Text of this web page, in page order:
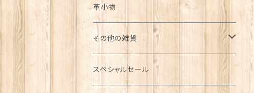
革小物
その他の雑貨
ミニカー
スペシャルセール